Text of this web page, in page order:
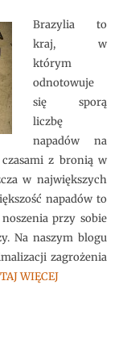
Brazylia to
kraj, w
którym
odnotowuje
się sporą
liczbę
napadów na
z bronią w
w największych
napadów to
przy sobie
Na naszym blogu
zagrożenia
WIĘCEJ